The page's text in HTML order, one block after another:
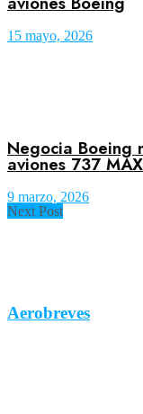
15 mayo, 2026
Negocia Boeing
aviones 737
9 marzo, 2026
Next Post
Aerobreves